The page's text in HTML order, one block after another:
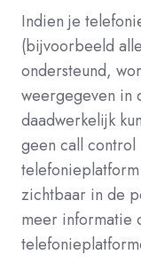
Indien je
(bijvoorbeeld
ondersteund,
weergegeven in
daadwerkelijk
geen call
zichtbaar in de
meer informatie